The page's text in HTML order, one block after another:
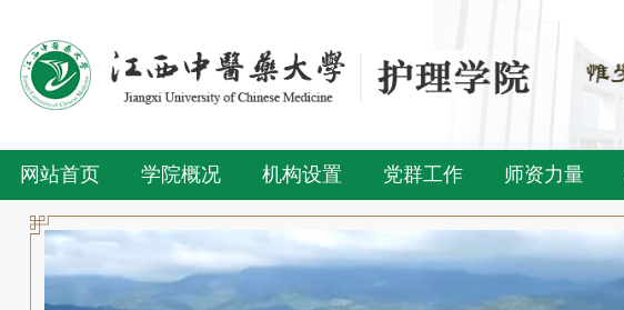
网站首页 学院概况 机构设置 党群工作 师资力量